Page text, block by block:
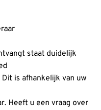
staat duidelijk
is afhankelijk van uw
Heeft u een vraag over